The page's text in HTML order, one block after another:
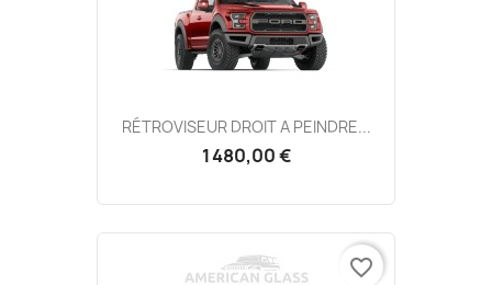
RÉTROVISEUR DROIT A PEINDRE...
1 480,00 €
favorite_border